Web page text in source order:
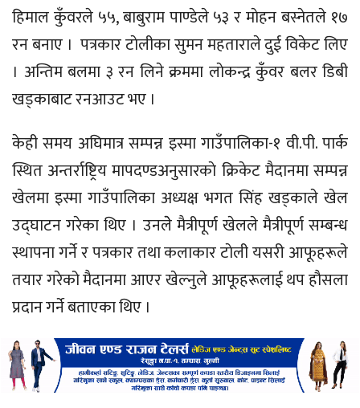
हिमाल कुँवरले ५५, बाबुराम पाण्डेले ५३ र माेहन बस्नेतले १७
रन बनाए । पत्रकार टाेलीका सुमन महताराले दुई विकेट लिए
। अन्तिम बलमा ३ रन लिने क्रममा लाेकन्द्र कुँवर बलर डिबी
खड्काबाट रनआउट भए ।
केही समय अघिमात्र सम्पन्न इस्मा गाउँपालिका-१ वी.पी. पार्क
स्थित अन्तर्राष्ट्रिय मापदण्डअनुसारकाे क्रिकेट मैदानमा सम्पन्न
खेलमा इस्मा गाउँपालिका अध्यक्ष भगत सिंह खड्काले खेल
उद्घाटन गरेका थिए । उनलेे मैत्रीपूर्ण खेलले मैत्रीपूर्ण सम्बन्ध
स्थापना गर्ने र पत्रकार तथा कलाकार टाेली यसरी आफूहरूले
तयार गरेको मैदानमा आएर खेल्नुले आफूहरूलाई थप हाैसला
प्रदान गर्ने बताएका थिए ।